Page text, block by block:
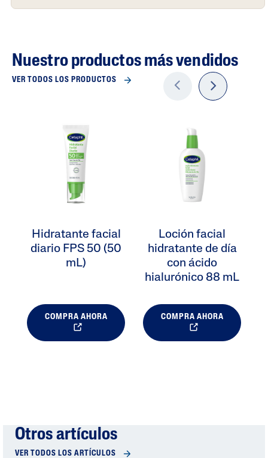
Nuestro productos más vendidos
VER TODOS LOS PRODUCTOS
next
Hidratante facial
diario FPS 50 (50
mL)
COMPRA AHORA
Loción facial
hidratante de día
con ácido
hialurónico 88 mL
COMPRA AHORA
Otros artículos
VER TODOS LOS ARTÍCULOS